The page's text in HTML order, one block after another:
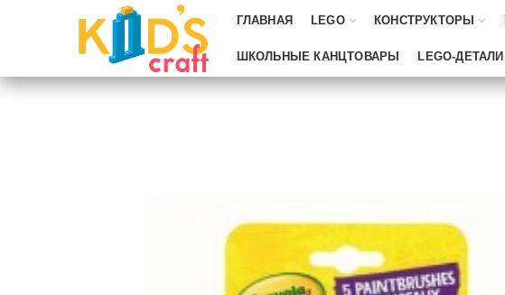
ГЛАВНАЯ LEGO КОНСТРУКТОРЫ
ШКОЛЬНЫЕ КАНЦТОВАРЫ LEGO-ДЕТАЛИ